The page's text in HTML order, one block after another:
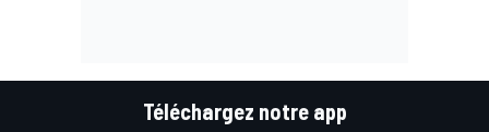
Téléchargez notre app